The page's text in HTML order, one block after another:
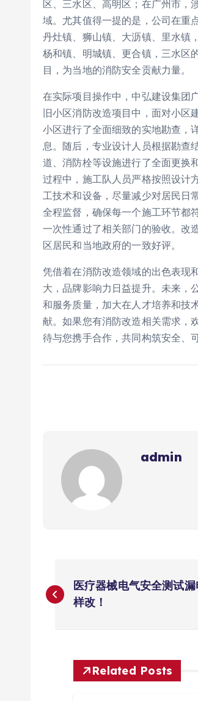
区、三水区、高明区；在广州市，
域。尤其值得一提的是，公司在重
丹灶镇、狮山镇、大沥镇、里水镇
杨和镇、明城镇、更合镇，三水区
目，为当地的消防安全贡献力量。
在实际项目操作中，中弘建设集团
旧小区消防改造项目中，面对小
小区进行了全面细致的实地勘查，
息。随后，专业设计人员根据勘查
道、消防栓等设施进行了全面更换
过程中，施工队人员严格按照设计
工技术和设备，尽量减少对居民日
全程监督，确保每一个施工环节都
一次性通过了相关部门的验收。改
区居民和当地政府的一致好评。
凭借着在消防改造领域的出色表现
大，品牌影响力日益提升。未来，
和服务质量，加大在人才培养和技
献。如果您有消防改造相关需求，
待与您携手合作，共同构筑安全、
admin
文
章
医疗器械电气安全测试
样改！
Related Posts